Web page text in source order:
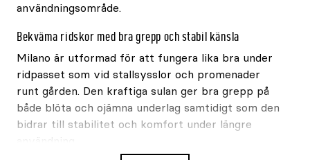
användningsområde.
Bekväma ridskor med bra grepp och stabil känsla
Milano är utformad för att fungera lika bra under
ridpasset som vid stallsysslor och promenader
runt gården. Den kraftiga sulan ger bra grepp på
både blöta och ojämna underlag samtidigt som den
bidrar till stabilitet och komfort under längre
användning.